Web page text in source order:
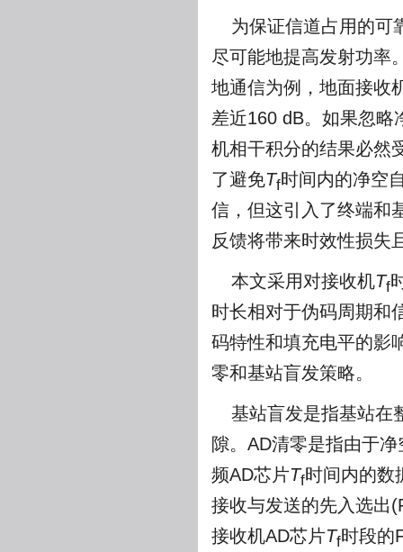
为保证信道占用的可
尽可能地提高发射功率
地通信为例，地面接收
差近160 dB。如果忽略
机相干积分的结果必然
了避免Tf时间内的净空
信，但这引入了终端和
反馈将带来时效性损失
本文采用对接收机Tf
时长相对于伪码周期和
码特性和填充电平的影
零和基站盲发策略。
基站盲发是指基站在
隙。AD清零是指由于
频AD芯片Tf时间内的数
接收与发送的先入选出
接收机AD芯片Tf时段的